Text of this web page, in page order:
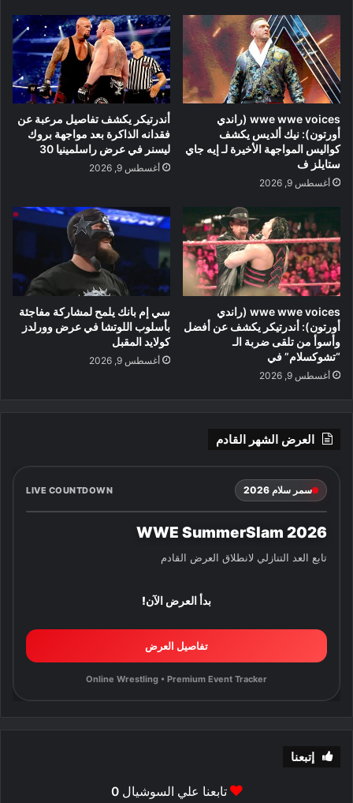
wwe wwe voices (راندي
أورتون): نيك ألديس يكشف
كواليس المواجهة الأخيرة لـ إيه جاي
ستايلز ف
أغسطس 9, 2026
أندرتيكر يكشف تفاصيل مرعبة عن
فقدانه الذاكرة بعد مواجهة بروك
ليسنر في عرض راسلمينيا 30
أغسطس 9, 2026
wwe wwe voices (راندي
أورتون): أندرتيكر يكشف عن أفضل
وأسوأ من تلقى ضربة الـ
“تشوكسلام” في
أغسطس 9, 2026
سي إم بانك يلمح لمشاركة مفاجئة
بأسلوب اللوتشا في عرض وورلدز
كولايد المقبل
أغسطس 9, 2026
العرض الشهر القادم
سمر سلام 2026 LIVE COUNTDOWN
WWE SummerSlam 2026
تابع العد التنازلي لانطلاق العرض القادم
بدأ العرض الآن!
تفاصيل العرض
Online Wrestling • Premium Event Tracker
إتبعنا
تابعنا علي السوشيال0